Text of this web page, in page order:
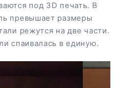
под 3D печать. В
превышает размеры
режутся на две части.
спаивалась в единую.